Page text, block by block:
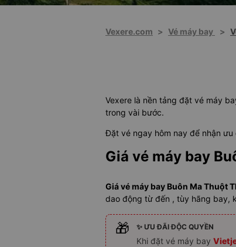
Vexere.com > Vé máy bay >
Vexere là nền tảng đặt vé máy
trong vài bước.
Đặt vé ngay hôm nay để nhận
Giá vé máy bay
Giá vé máy bay Buôn Ma Thuột
dao động từ đến , tùy hãng bay,
🎁 ✨ ƯU ĐÃI ĐỘC QUYỀN
Khi đặt vé máy bay